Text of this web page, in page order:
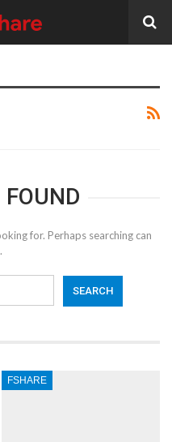
for. Perhaps searching can
FSHARE